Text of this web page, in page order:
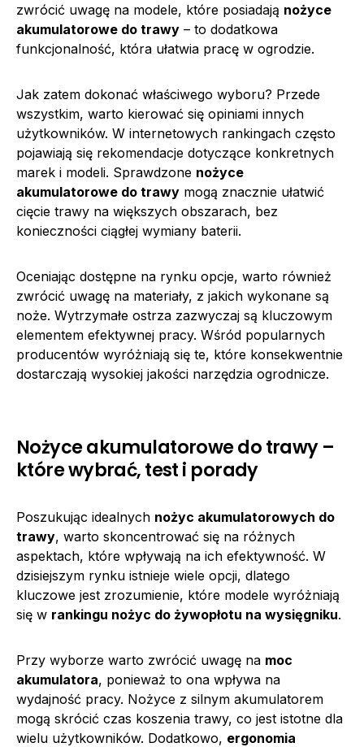
zwrócić uwagę na modele, które posiadają nożyce
akumulatorowe do trawy – to dodatkowa
funkcjonalność, która ułatwia pracę w ogrodzie.
Jak zatem dokonać właściwego wyboru? Przede
wszystkim, warto kierować się opiniami innych
użytkowników. W internetowych rankingach często
pojawiają się rekomendacje dotyczące konkretnych
marek i modeli. Sprawdzone nożyce
akumulatorowe do trawy mogą znacznie ułatwić
cięcie trawy na większych obszarach, bez
konieczności ciągłej wymiany baterii.
Oceniając dostępne na rynku opcje, warto również
zwrócić uwagę na materiały, z jakich wykonane są
noże. Wytrzymałe ostrza zazwyczaj są kluczowym
elementem efektywnej pracy. Wśród popularnych
producentów wyróżniają się te, które konsekwentnie
dostarczają wysokiej jakości narzędzia ogrodnicze.
Nożyce akumulatorowe do trawy –
które wybrać, test i porady
Poszukując idealnych nożyc akumulatorowych do
trawy, warto skoncentrować się na różnych
aspektach, które wpływają na ich efektywność. W
dzisiejszym rynku istnieje wiele opcji, dlatego
kluczowe jest zrozumienie, które modele wyróżniają
się w rankingu nożyc do żywopłotu na wysięgniku.
Przy wyborze warto zwrócić uwagę na moc
akumulatora, ponieważ to ona wpływa na
wydajność pracy. Nożyce z silnym akumulatorem
mogą skrócić czas koszenia trawy, co jest istotne dla
wielu użytkowników. Dodatkowo, ergonomia